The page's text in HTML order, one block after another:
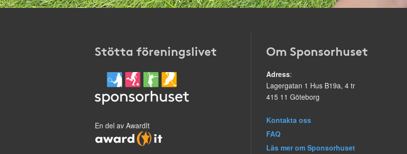
Stötta föreningslivet
En del av AwardIt
Om Sponsorhuset
Adress:
Lagergatan 1 Hus B19a, 4 tr
415 11 Göteborg
Kontakta oss
FAQ
Läs mer om Sponsorhuset